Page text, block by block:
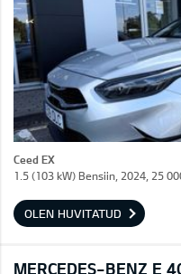
Ceed EX
1.5 (103 kW) Bensiin, 2024, 25
OLEN HUVITATUD
MERCEDES-BENZ E